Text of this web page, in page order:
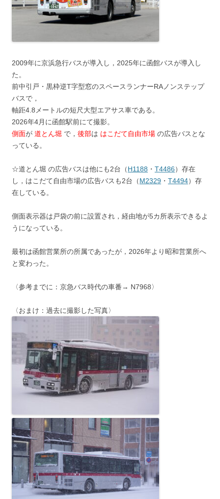
2009年に京浜急行バスが導入し，2025年に函館バスが導入し
た。
前中引戸・黒枠逆T字型窓のスペースランナーRAノンステップ
バスで，
軸距4.8メートルの短尺大型エアサス車である。
2026年4月に函館駅前にて撮影。
側面が 道とん堀 で， 後部は はこだて自由市場 の広告バスとな
っている。
☆道とん堀 の広告バスは他にも2台（H1188 ・ T4486）存在
し，はこだて自由市場の広告バスも2台（M2329 ・ T4494）存
在している。
側面表示器は戸袋の前に設置され，経由地が5カ所表示できるよ
うになっている。
最初は函館営業所の所属であったが，2026年より昭和営業所へ
と変わった。
〈参考までに：京急バス時代の車番→ N7968〉
〈おまけ：過去に撮影した写真〉